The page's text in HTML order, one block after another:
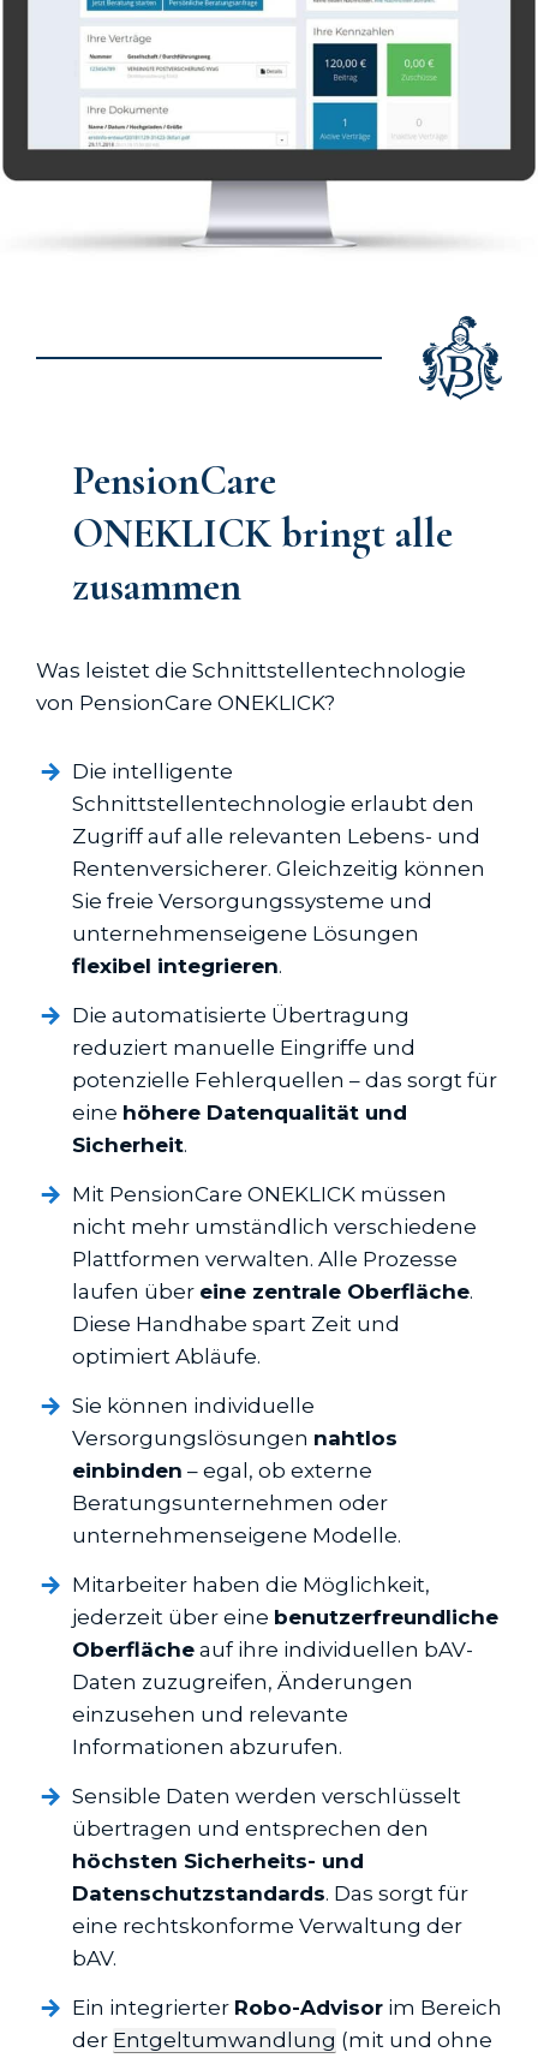
PensionCare
ONEKLICK bringt alle
zusammen
Was leistet die Schnittstellentechnologie
von PensionCare ONEKLICK?
Die intelligente
Schnittstellentechnologie erlaubt den
Zugriff auf alle relevanten Lebens- und
Renten­versicherer. Gleichzeitig können
Sie freie Versorgungssysteme und
unternehmenseigene Lösungen
flexibel integrieren.
Die automatisierte Übertragung
reduziert manuelle Eingriffe und
potenzielle Fehlerquellen – das sorgt für
eine höhere Datenqualität und
Sicherheit.
Mit PensionCare ONEKLICK müssen
nicht mehr umständlich verschiedene
Plattformen verwalten. Alle Prozesse
laufen über eine zentrale Oberfläche.
Diese Handhabe spart Zeit und
optimiert Abläufe.
Sie können individuelle
Versorgungslösungen nahtlos
einbinden – egal, ob externe
Beratungsunternehmen oder
unternehmenseigene Modelle.
Mitarbeiter haben die Möglichkeit,
jederzeit über eine benutzerfreundliche
Oberfläche auf ihre individuellen bAV-
Daten zuzugreifen, Änderungen
einzusehen und relevante
Informationen abzurufen.
Sensible Daten werden verschlüsselt
übertragen und entsprechen den
höchsten Sicherheits- und
Datenschutzstandards. Das sorgt für
eine rechtskonforme Verwaltung der
bAV.
Ein integrierter Robo-Advisor im Bereich
der Entgeltumwandlung (mit und ohne